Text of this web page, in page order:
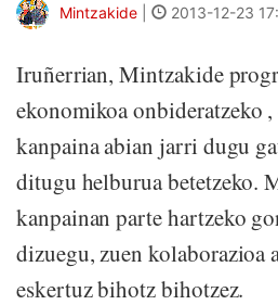
Mintzakide 2013-12-23
Iruñerrian, Mintzakide
ekonomikoa onbideratzeko
kanpaina abian jarri dugu
ditugu helburua betetzeko.
kanpainan parte hartzeko
dizuegu, zuen kolaborazioa
eskertuz bihotz bihotzez.